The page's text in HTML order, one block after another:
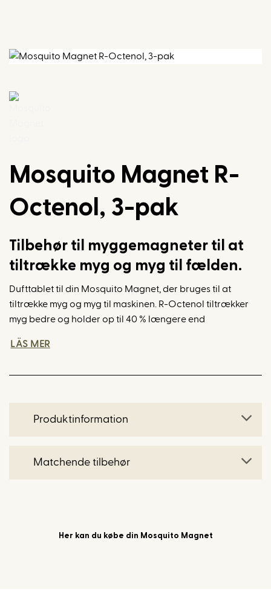
Mosquito Magnet R-
Octenol, 3-pak
Tilbehør til myggemagneter til at
tiltrække myg og myg til fælden.
Dufttablet til din Mosquito Magnet, der bruges til at
tiltrække myg og myg til maskinen. R-Octenol tiltrækker
myg bedre og holder op til 40 % længere end
til opvarmet kuldioxid svarende til menneskers og
at sikre, at fælden fortsat fanger det samme antal myg.
LÄS MER
Produktinformation
Matchende tilbehør
Her kan du købe din Mosquito Magnet